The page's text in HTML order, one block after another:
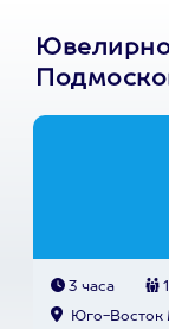
3 часа
Юго-Восток